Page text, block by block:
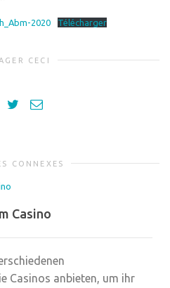
2020 Télécharger
CECI
CONNEXES
Casino
Casinos anbieten, um ihr